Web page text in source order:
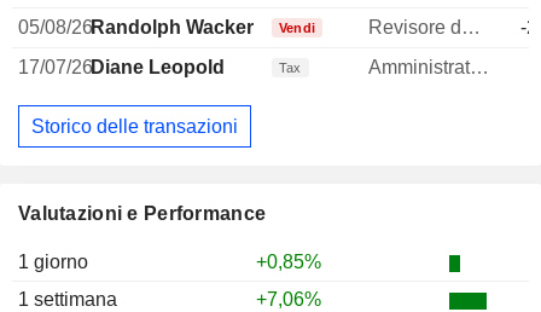
Valutazioni e Performance
1 giorno
+0,85%
1 settimana
+7,06%
05/08/26Randolph Wacker Vendi Revisore dei conti / collegio sindacale
-
17/07/26Diane Leopold Tax Amministratore
Storico delle transazioni